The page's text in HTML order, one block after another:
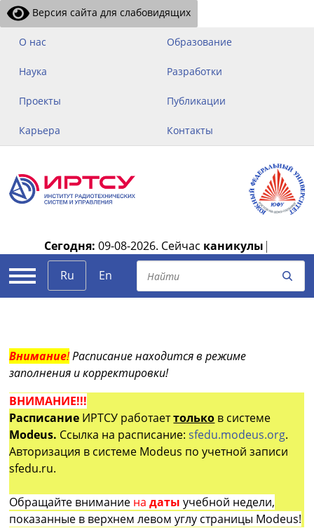
Версия сайта для слабовидящих
О нас Образование
Наука Разработки
Проекты Публикации
Карьера Контакты
Сегодня: 09-08-2026. Сейчас каникулы |
Ru
En
Внимание!Расписание находится в режиме
заполнения и корректировки!
ВНИМАНИЕ!!!
Расписание ИРТСУ работаеттолько в системе
Modeus. Ссылка на расписание:sfedu.modeus.org.
Авторизация в системе Modeus по учетной записи
sfedu.ru.
Обращайте внимание на датыучебной недели,
показанные в верхнем левом углу страницы Modeus!